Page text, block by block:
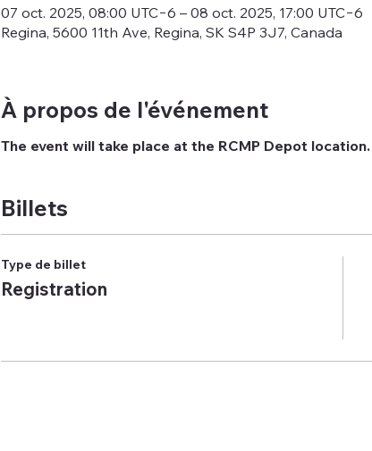
07 oct. 2025, 08:00 UTC−6 – 08 oct. 2025, 17:00 UTC−6
Regina, 5600 11th Ave, Regina, SK S4P 3J7, Canada
À propos de l'événement
The event will take place at the RCMP Depot location.
Billets
Type de billet
Registration